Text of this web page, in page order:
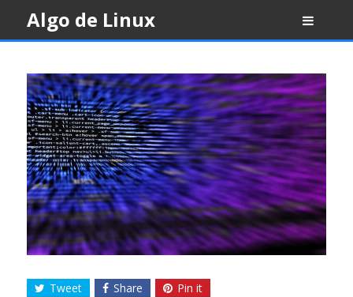
content
Algo de Linux
Tweet Share Pin it